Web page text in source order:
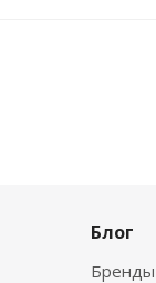
Блог
Бренды